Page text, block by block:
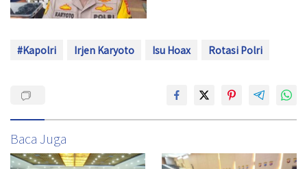
#Kapolri Irjen Karyoto Isu Hoax Rotasi Polri
Baca Juga